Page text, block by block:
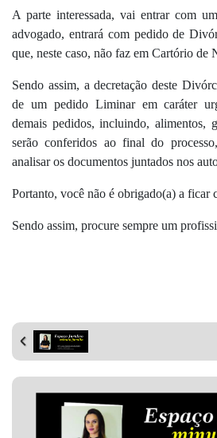
A parte interessada, vai entrar com
advogado, entrará com pedido de
que, neste caso, não faz em Cartório de
Sendo assim, a decretação deste
de um pedido Liminar em caráter
demais pedidos, incluindo, alimentos,
serão conferidos ao final do
analisar os documentos juntados nos
Portanto, você não é obrigado(a) a ficar
Sendo assim, procure sempre um